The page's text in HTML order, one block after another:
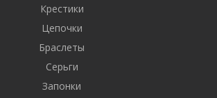
Крестики
Цепочки
Браслеты
Серьги
Запонки